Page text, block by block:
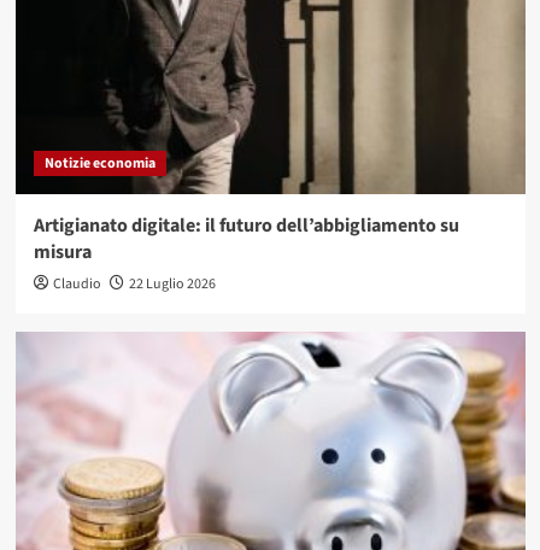
Notizie economia
Artigianato digitale: il futuro dell’abbigliamento su
misura
Claudio 22 Luglio 2026